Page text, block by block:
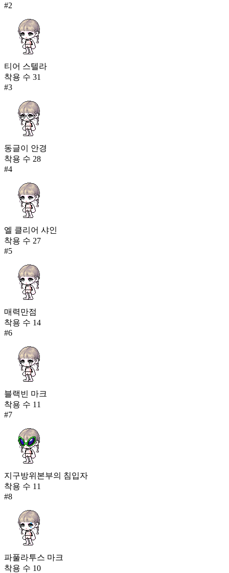
#2
티어 스텔라
착용 수 31
#3
동글이 안경
착용 수 28
#4
엘 클리어 샤인
착용 수 27
#5
매력만점
착용 수 14
#6
블랙빈 마크
착용 수 11
#7
지구방위본부의 침입자
착용 수 11
#8
파풀라투스 마크
착용 수 10